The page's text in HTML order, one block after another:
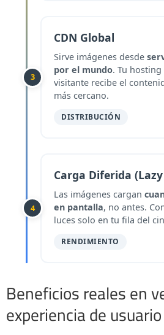
3
CDN Global
Sirve imágenes desde
por el mundo. Tu
visitante recibe el
más cercano.
DISTRIBUCIÓN
4
Carga Diferida
Las imágenes cargan
en pantalla, no antes.
luces solo en tu fila del
RENDIMIENTO
Beneficios reales en
experiencia de usuario